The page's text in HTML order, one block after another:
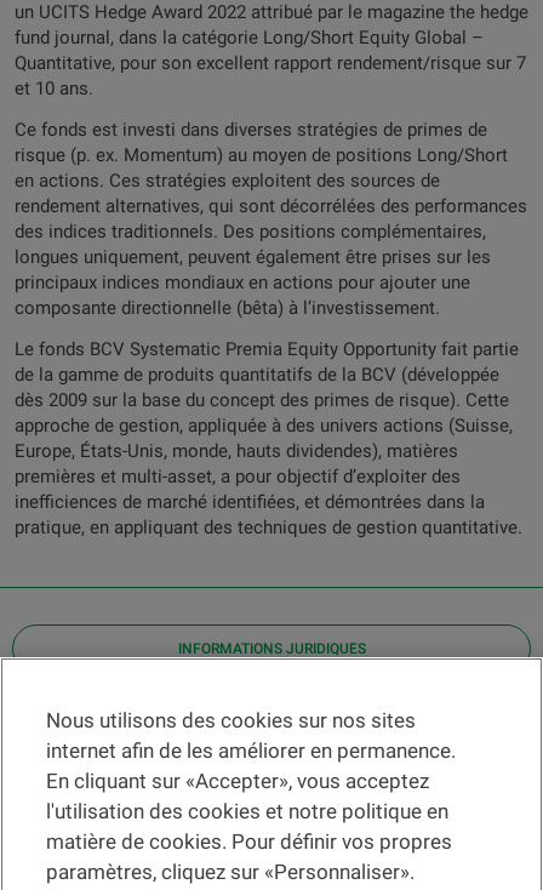
un UCITS Hedge Award 2022 attribué par le magazine the hedge
fund journal, dans la catégorie Long/Short Equity Global –
Quantitative, pour son excellent rapport rendement/risque sur 7
et 10 ans.
Ce fonds est investi dans diverses stratégies de primes de
risque (p. ex. Momentum) au moyen de positions Long/Short
en actions. Ces stratégies exploitent des sources de
rendement alternatives, qui sont décorrélées des performances
des indices traditionnels. Des positions complémentaires,
longues uniquement, peuvent également être prises sur les
principaux indices mondiaux en actions pour ajouter une
composante directionnelle (bêta) à l’investissement.
Le fonds BCV Systematic Premia Equity Opportunity fait partie
de la gamme de produits quantitatifs de la BCV (développée
dès 2009 sur la base du concept des primes de risque). Cette
approche de gestion, appliquée à des univers actions (Suisse,
Europe, États-Unis, monde, hauts dividendes), matières
premières et multi-asset, a pour objectif d’exploiter des
inefficiences de marché identifiées, et démontrées dans la
pratique, en appliquant des techniques de gestion quantitative.
INFORMATIONS JURIDIQUES
Contact
Localiser une agence
Aide
Actualités
Taux de change
Nous utilisons des cookies sur nos sites
internet afin de les améliorer en permanence.
En cliquant sur «Accepter», vous acceptez
l'utilisation des cookies et notre politique en
matière de cookies. Pour définir vos propres
paramètres, cliquez sur «Personnaliser».